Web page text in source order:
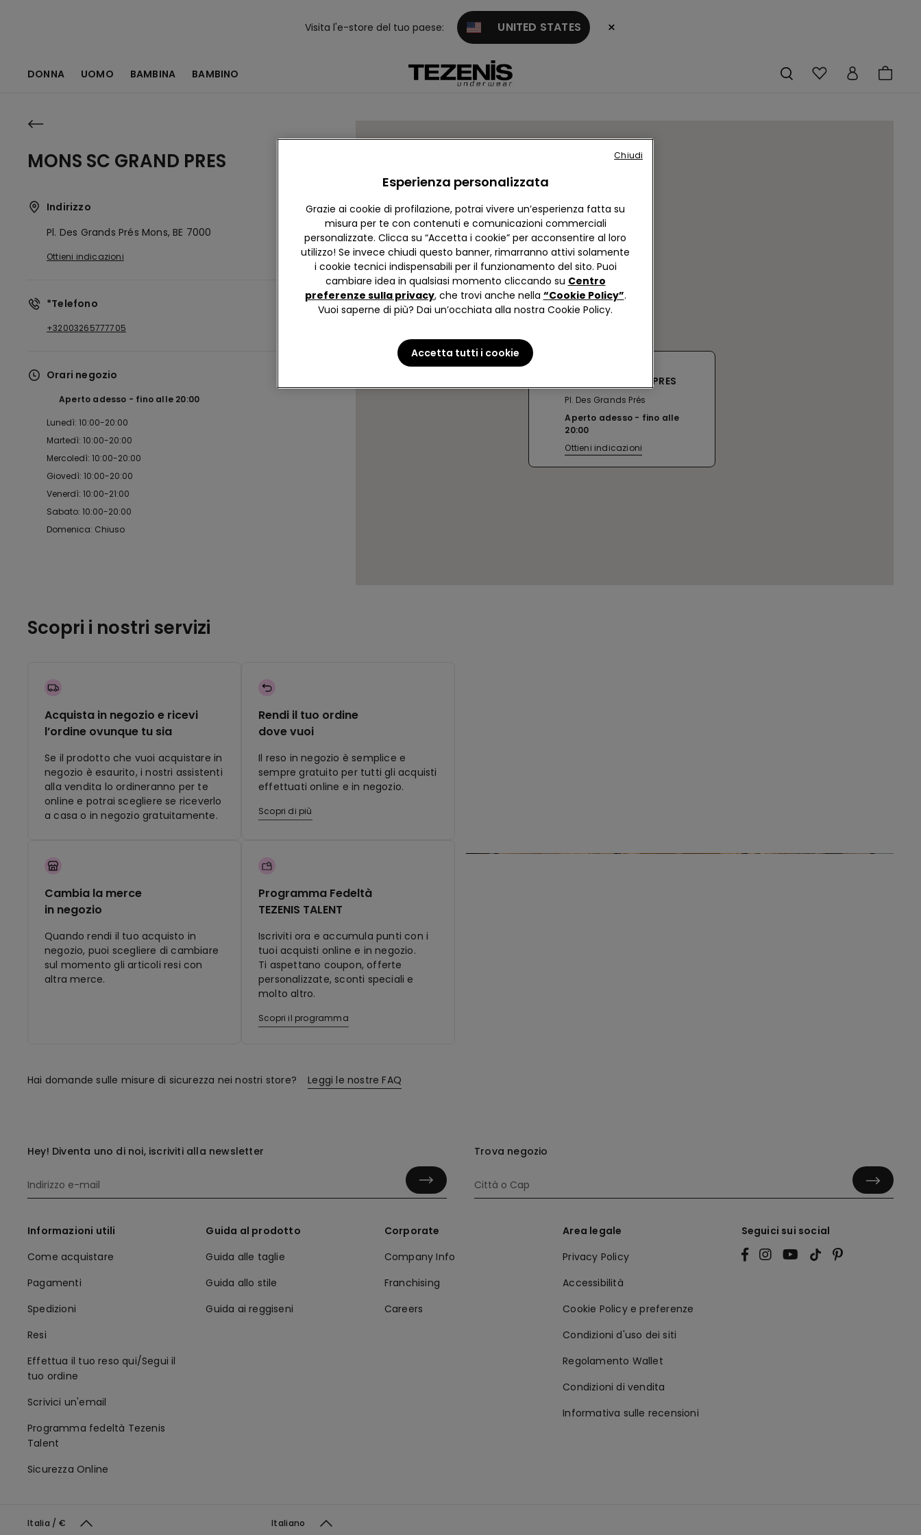
Visita l'e-store del tuo paese: UNITED STATES ×
DONNA UOMO BAMBINA BAMBINO
MONS SC GRAND PRES
Indirizzo
Pl. Des Grands Prés Mons, BE 7000
Ottieni indicazioni
*Telefono
+32003265777705
Orari negozio
Aperto adesso fino alle 20:00
Lunedì: 10:00-20:00
Martedì: 10:00-20:00
Mercoledì: 10:00-20:00
Giovedì: 10:00-20:00
Venerdì: 10:00-21:00
Sabato: 10:00-20:00
Domenica: Chiuso
MONS SC GRAND PRES
Pl. Des Grands Prés
Aperto adesso
fino alle
20:00
Ottieni indicazioni
Scopri i nostri servizi
Acquista in negozio e ricevi
l’ordine ovunque tu sia
Se il prodotto che vuoi acquistare in
negozio è esaurito, i nostri assistenti
alla vendita lo ordineranno per te
online e potrai scegliere se riceverlo
a casa o in negozio gratuitamente.
Rendi il tuo ordine
dove vuoi
Il reso in negozio è semplice e
sempre gratuito per tutti gli acquisti
effettuati online e in negozio.
Scopri di più
Cambia la merce
in negozio
Quando rendi il tuo acquisto in
negozio, puoi scegliere di cambiare
sul momento gli articoli resi con
altra merce.
Programma Fedeltà
TEZENIS TALENT
Iscriviti ora e accumula punti con i
tuoi acquisti online e in negozio.
Ti aspettano coupon, offerte
personalizzate, sconti speciali e
molto altro.
Scopri il programma
Hai domande sulle misure di sicurezza nei nostri store? Leggi le nostre FAQ
Hey! Diventa uno di noi, iscriviti alla newsletter Trova negozio
Informazioni utili
Come acquistare
Pagamenti
Spedizioni
Resi
Effettua il tuo reso qui/Segui il
tuo ordine
Scrivici un'email
Programma fedeltà Tezenis
Talent
Sicurezza Online
Guida al prodotto
Guida alle taglie
Guida allo stile
Guida ai reggiseni
Corporate
Company Info
Franchising
Careers
Area legale
Privacy Policy
Accessibilità
Cookie Policy e preferenze
Condizioni d'uso dei siti
Regolamento Wallet
Condizioni di vendita
Informativa sulle recensioni
Seguici sui social
Italia / € Italiano
Esperienza personalizzata
Grazie ai cookie di profilazione, potrai vivere un’esperienza fatta su
misura per te con contenuti e comunicazioni commerciali
personalizzate. Clicca su “Accetta i cookie” per acconsentire al loro
utilizzo! Se invece chiudi questo banner, rimarranno attivi solamente
i cookie tecnici indispensabili per il funzionamento del sito. Puoi
cambiare idea in qualsiasi momento cliccando su Centro
preferenze sulla privacy, che trovi anche nella “Cookie Policy”.
Vuoi saperne di più? Dai un’occhiata alla nostra Cookie Policy.
Accetta tutti i cookie
Chiudi